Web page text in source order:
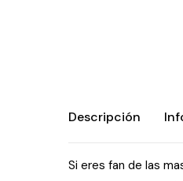
Descripción
Si eres fan de las